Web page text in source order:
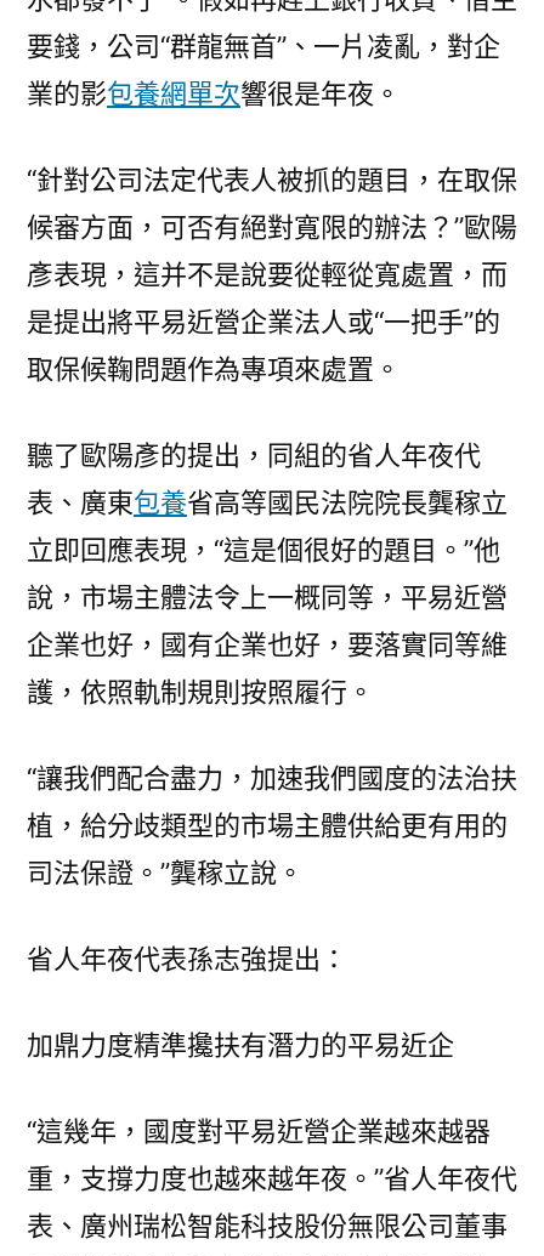
要錢，公司“群龍無首”、一片凌亂，對企
業的影包養網單次響很是年夜。
“針對公司法定代表人被抓的題目，在取保
候審方面，可否有絕對寬限的辦法？”歐陽
彥表現，這并不是說要從輕從寬處置，而
是提出將平易近營企業法人或“一把手”的
取保候鞠問題作為專項來處置。
聽了歐陽彥的提出，同組的省人年夜代
表、廣東包養省高等國民法院院長龔稼立
立即回應表現，“這是個很好的題目。”他
說，市場主體法令上一概同等，平易近營
企業也好，國有企業也好，要落實同等維
護，依照軌制規則按照履行。
“讓我們配合盡力，加速我們國度的法治扶
植，給分歧類型的市場主體供給更有用的
司法保證。”龔稼立說。
省人年夜代表孫志強提出：
加鼎力度精準攙扶有潛力的平易近企
“這幾年，國度對平易近營企業越來越器
重，支撐力度也越來越年夜。”省人年夜代
表、廣州瑞松智能科技股份無限公司董事